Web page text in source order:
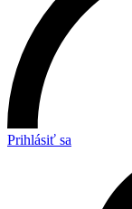
Prihlásiť sa